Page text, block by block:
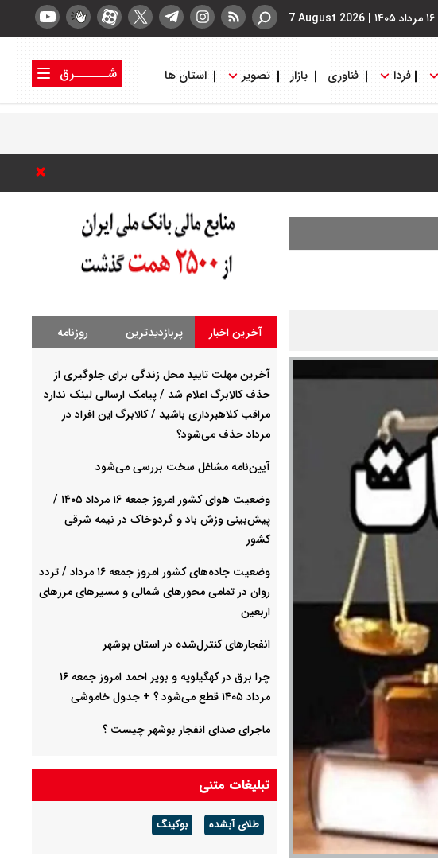
|
7 August 2026
فردا فناوری بازار تصویر استان ها
شــــــرق
آخرین اخبار پربازدیدترین روزنامه
آخرین مهلت تایید محل زندگی برای جلوگیری از
حذف کالابرگ اعلام شد / پیامک ارسالی لینک ندارد
مراقب کلاهبرداری باشید / کالابرگ این افراد در
مرداد حذف می‌شود؟
آیین‌نامه مشاغل سخت بررسی می‌شود
وضعیت هوای کشور امروز جمعه ۱۶ مرداد ۱۴۰۵ /
پیش‌بینی وزش باد و گردوخاک در نیمه شرقی
کشور
وضعیت جاده‌های کشور امروز جمعه ۱۶ مرداد / تردد
روان در تمامی محورهای شمالی و مسیرهای مرزهای
اربعین
انفجارهای کنترل‌شده در استان بوشهر
چرا برق در کهگیلویه و بویر احمد امروز جمعه ۱۶
مرداد ۱۴۰۵ قطع می‌شود ؟ + جدول خاموشی
ماجرای صدای انفجار بوشهر چیست ؟
است/ جیره‌بندی نداریم
باد شدید و رگبار باران در پیش است
تبلیغات متنی
طلای آبشده بوکینگ